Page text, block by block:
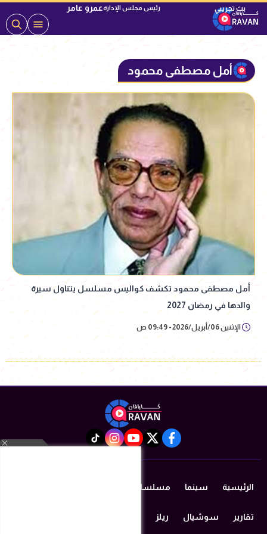
رئيس مجلس الإدارةعمرو عامر
أمل مصطفى محمود
أمل مصطفى محمود تكشف كواليس مسلسل يتناول سيرة
والدها في رمضان 2027
الإثنين 06/أبريل/2026 - 09:49 ص
facebook
twitter
youtube
instagram
tiktok
الرئيسية سينما مسلسلات رمضان 2026
تقارير سوشيال ريلز